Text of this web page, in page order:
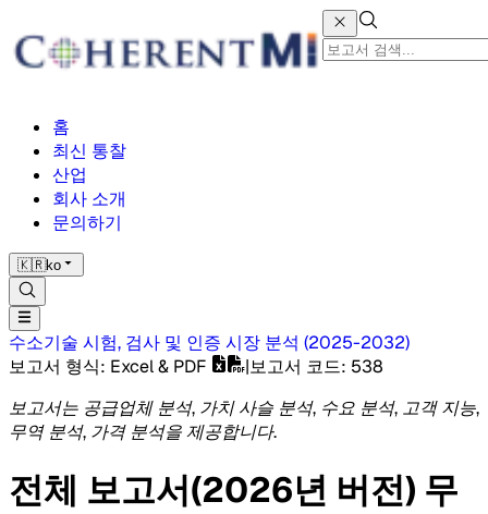
홈
최신 통찰
산업
회사 소개
문의하기
🇰🇷ko
수소기술 시험, 검사 및 인증 시장 분석 (2025-2032)
보고서 형식: Excel & PDF |보고서 코드: 538
보고서는 공급업체 분석, 가치 사슬 분석, 수요 분석, 고객 지능,
무역 분석, 가격 분석을 제공합니다.
전체 보고서(2026년 버전) 무